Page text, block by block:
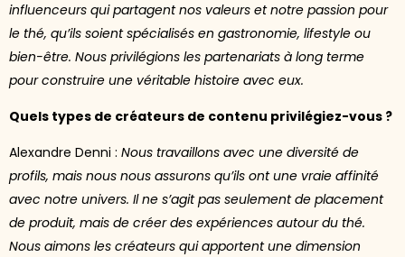
influenceurs qui partagent nos valeurs et notre passion pour
le thé, qu’ils soient spécialisés en gastronomie, lifestyle ou
bien-être. Nous privilégions les partenariats à long terme
pour construire une véritable histoire avec eux.
Quels types de créateurs de contenu privilégiez-vous ?
Alexandre Denni : Nous travaillons avec une diversité de
profils, mais nous nous assurons qu’ils ont une vraie affinité
avec notre univers. Il ne s’agit pas seulement de placement
de produit, mais de créer des expériences autour du thé.
Nous aimons les créateurs qui apportent une dimension